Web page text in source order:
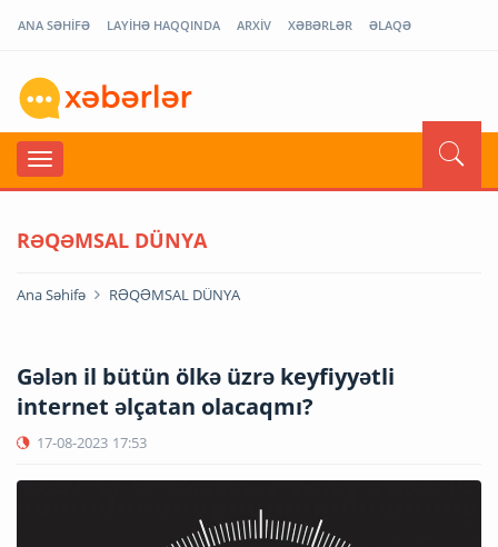
ANA SƏHİFƏ LAYİHƏ HAQQINDA ARXİV XƏBƏRLƏR ƏLAQƏ
RƏQƏMSAL DÜNYA
Ana Səhifə RƏQƏMSAL DÜNYA
Gələn il bütün ölkə üzrə keyfiyyətli
internet əlçatan olacaqmı?
17-08-2023 17:53